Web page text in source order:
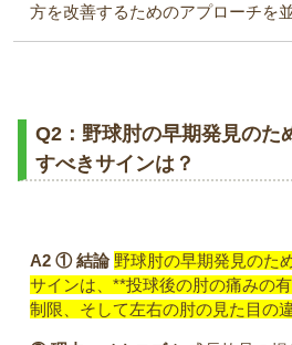
方を改善するためのアプローチを
Q2：野球肘の早期発見のた
すべきサインは？
A2 ① 結論 野球肘の早期発見のた
サインは、**投球後の肘の痛みの
制限、そして左右の肘の見た目の